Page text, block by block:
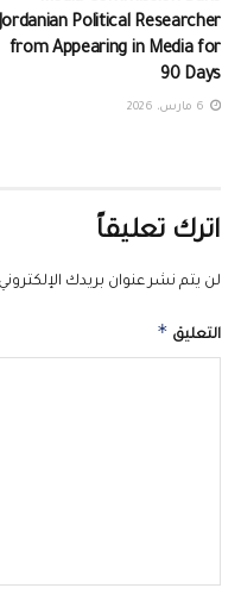
Political Researcher
from Appearing in Media for
90 Days
اترك تعليقاً
لن يتم نشر عنوان بريدك
التعليق *